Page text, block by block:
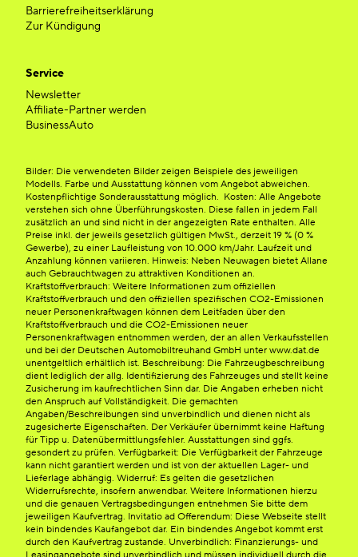
Barrierefreiheitserklärung
Zur Kündigung
Service
Newsletter
Affiliate-Partner werden
BusinessAuto
Bilder: Die verwendeten Bilder zeigen Beispiele des jeweiligen
Modells. Farbe und Ausstattung können vom Angebot abweichen.
Kostenpflichtige Sonderausstattung möglich. Kosten: Alle Angebote
verstehen sich ohne Überführungskosten. Diese fallen in jedem Fall
zusätzlich an und sind nicht in der angezeigten Rate enthalten. Alle
Preise inkl. der jeweils gesetzlich gültigen MwSt., derzeit 19 % (0 %
Gewerbe), zu einer Laufleistung von 10.000 km/Jahr. Laufzeit und
Anzahlung können variieren. Hinweis: Neben Neuwagen bietet Allane
auch Gebrauchtwagen zu attraktiven Konditionen an.
Kraftstoffverbrauch: Weitere Informationen zum offiziellen
Kraftstoffverbrauch und den offiziellen spezifischen CO2-Emissionen
neuer Personenkraftwagen können dem Leitfaden über den
Kraftstoffverbrauch und die CO2-Emissionen neuer
Personenkraftwagen entnommen werden, der an allen Verkaufsstellen
und bei der Deutschen Automobiltreuhand GmbH unter www.dat.de
unentgeltlich erhältlich ist. Beschreibung: Die Fahrzeugbeschreibung
dient lediglich der allg. Identifizierung des Fahrzeuges und stellt keine
Zusicherung im kaufrechtlichen Sinn dar. Die Angaben erheben nicht
den Anspruch auf Vollständigkeit. Die gemachten
Angaben/Beschreibungen sind unverbindlich und dienen nicht als
zugesicherte Eigenschaften. Der Verkäufer übernimmt keine Haftung
für Tipp u. Datenübermittlungsfehler. Ausstattungen sind ggfs.
gesondert zu prüfen. Verfügbarkeit: Die Verfügbarkeit der Fahrzeuge
kann nicht garantiert werden und ist von der aktuellen Lager- und
Lieferlage abhängig. Widerruf: Es gelten die gesetzlichen
Widerrufsrechte, insofern anwendbar. Weitere Informationen hierzu
und die genauen Vertragsbedingungen entnehmen Sie bitte dem
jeweiligen Kaufvertrag. Invitatio ad Offerendum: Diese Webseite stellt
kein bindendes Kaufangebot dar. Ein bindendes Angebot kommt erst
durch den Kaufvertrag zustande. Unverbindlich: Finanzierungs- und